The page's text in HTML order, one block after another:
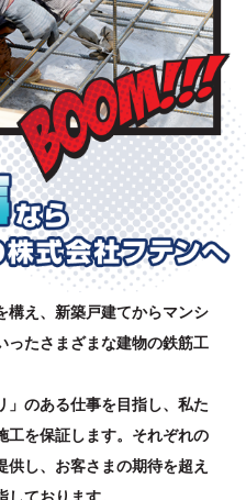
構え、新築戸建てからマンシ
ったさまざまな建物の鉄筋工
」のある仕事を目指し、私た
工を保証します。それぞれの
し、お客さまの期待を超え
ております。